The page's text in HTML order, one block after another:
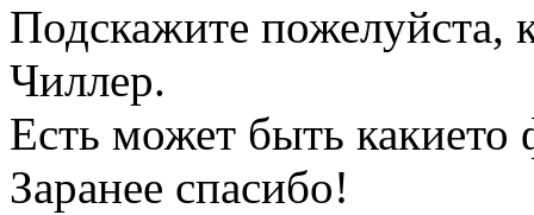
Подскажите пожелуйста,
Чиллер.
Есть может быть
Заранее спасибо!